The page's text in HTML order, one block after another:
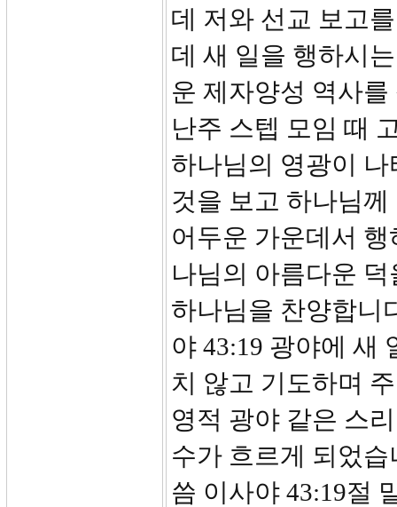
데 저와 선교 보고
데 새 일을 행하시
운 제자양성 역사
난주 스텝 모임 때
하나님의 영광이
것을 보고 하나님
어두운 가운데서
나님의 아름다운
하나님을 찬양합니
야 43:19 광야에 새
치 않고 기도하며
영적 광야 같은 스
수가 흐르게 되었
씀 이사야 43:19절